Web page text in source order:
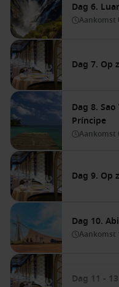
Dag 6.
Aankomst
Dag 7. Op
Dag 8.
Príncipe
Aankomst
Dag 9. Op
Dag 10.
Aankomst
Dag 11 -